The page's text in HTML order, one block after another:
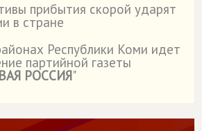
прибытия скорой ударят
в стране
Республики Коми идет
партийной газеты
РОССИЯ"